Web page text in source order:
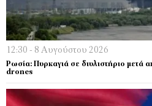
12:30 - 8 Αυγούστου 2026
Ρωσία: Πυρκαγιά σε διυλιστήριο μετά
drones